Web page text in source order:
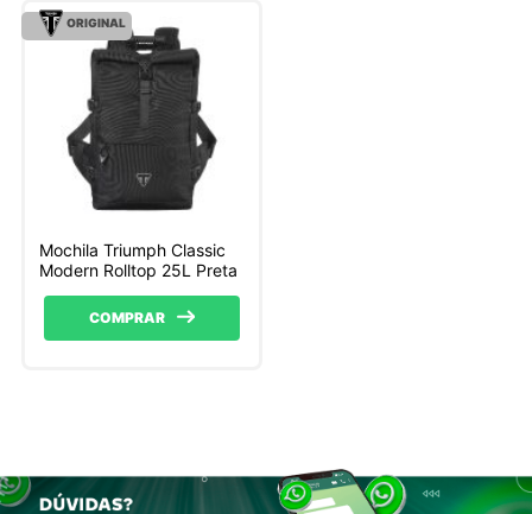
ORIGINAL
Mochila Triumph Classic
Modern Rolltop 25L Preta
COMPRAR